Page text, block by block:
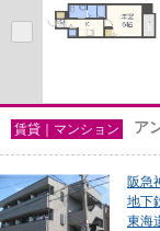
賃貸｜マンション ア
阪急
地下
東海